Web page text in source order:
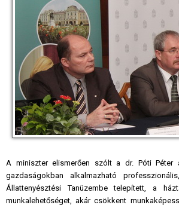
A miniszter elismerően szólt a dr. Póti Péter
gazdaságokban alkalmazható
Állattenyésztési Tanüzembe telepített, a
munkalehetőséget, akár csökkent